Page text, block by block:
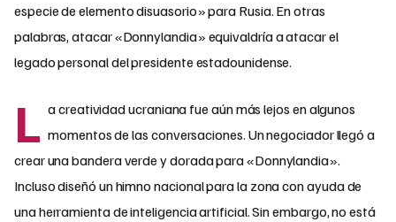
especie de elemento disuasorio» para Rusia. En otras
palabras, atacar «Donnylandia» equivaldría a atacar el
legado personal del presidente estadounidense.
L a creatividad ucraniana fue aún más lejos en algunos
momentos de las conversaciones. Un negociador llegó a
crear una bandera verde y dorada para «Donnylandia».
Incluso diseñó un himno nacional para la zona con ayuda de
una herramienta de inteligencia artificial. Sin embargo, no está